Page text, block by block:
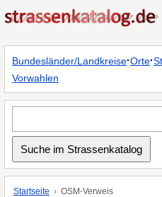
Bundesländer/Landkreise·Orte·
Vorwahlen
Startseite OSM-Verweis